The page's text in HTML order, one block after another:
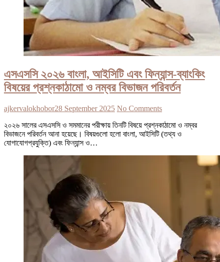
এসএসসি ২০২৬ বাংলা, আইসিটি এবং ফিন্যান্স-ব্যাংকিং
বিষয়ের প্রশ্নকাঠামো ও নম্বর বিভাজন পরিবর্তন
ajkervalokhobor28 September 2025 No Comments
২০২৬ সালের এসএসসি ও সমমানের পরীক্ষায় তিনটি বিষয়ে প্রশ্নকাঠামো ও নম্বর
বিভাজনে পরিবর্তন আনা হয়েছে। বিষয়গুলো হলো বাংলা, আইসিটি (তথ্য ও
যোগাযোগপ্রযুক্তি) এবং ফিন্যান্স ও…